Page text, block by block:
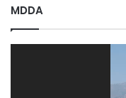
MDDA